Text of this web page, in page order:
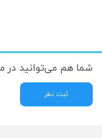
شما هم می‌توانید در
ثبت نظر